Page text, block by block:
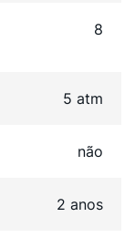
8
5 atm
não
2 anos